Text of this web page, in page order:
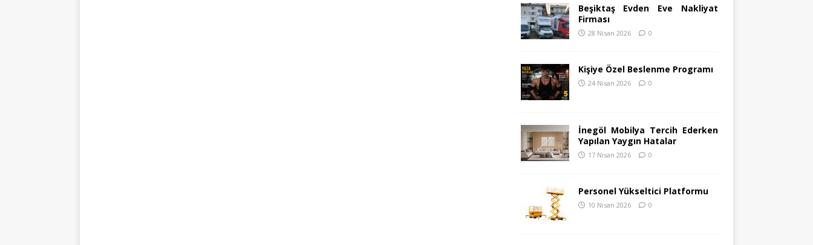
Beşiktaş Evden Eve Nakliyat
Firması
28 Nisan 2026 0
Kişiye Özel Beslenme Programı
24 Nisan 2026 0
İnegöl Mobilya Tercih Ederken
Yapılan Yaygın Hatalar
17 Nisan 2026 0
Personel Yükseltici Platformu
10 Nisan 2026 0